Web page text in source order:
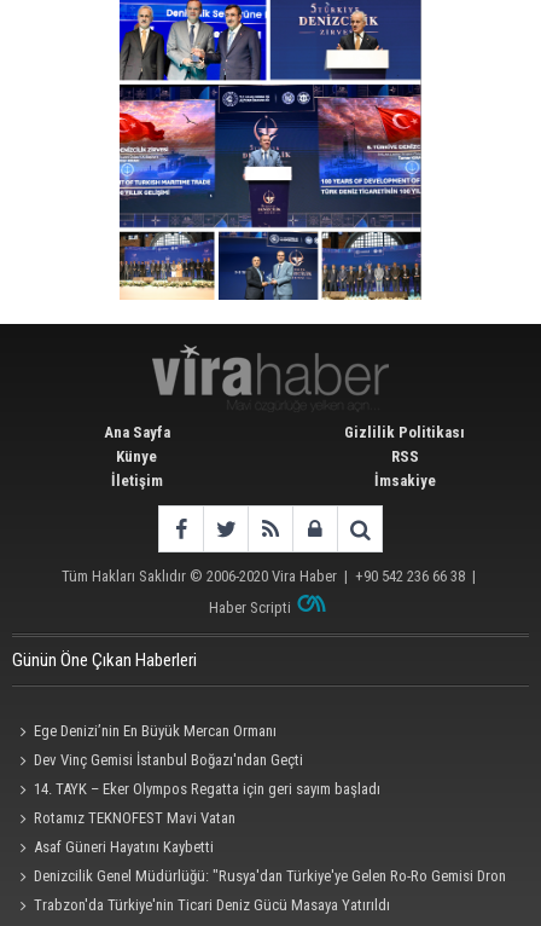
Ana Sayfa
Künye
İletişim
Gizlilik Politikası
RSS
İmsakiye
Tüm Hakları Saklıdır © 2006-2020 Vira Haber | +90 542 236 66 38 |
Haber Scripti
Günün Öne Çıkan Haberleri
Ege Denizi’nin En Büyük Mercan Ormanı
Dev Vinç Gemisi İstanbul Boğazı'ndan Geçti
14. TAYK – Eker Olympos Regatta için geri sayım başladı
Rotamız TEKNOFEST Mavi Vatan
Asaf Güneri Hayatını Kaybetti
Denizcilik Genel Müdürlüğü: "Rusya'dan Türkiye'ye Gelen Ro-Ro Gemisi Dron
Saldırısına Uğradı"
Trabzon'da Türkiye'nin Ticari Deniz Gücü Masaya Yatırıldı